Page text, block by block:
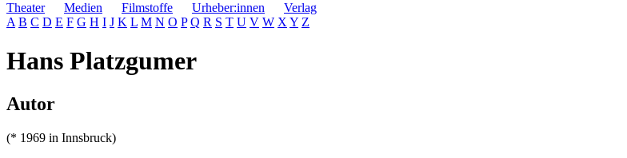
Theater Medien Filmstoffe Urheber:innen
Verlag
A B C D E F G H I J K L M N O P Q R S T U V W X Y Z
Hans Platzgumer
Autor
(* 1969 in Innsbruck)